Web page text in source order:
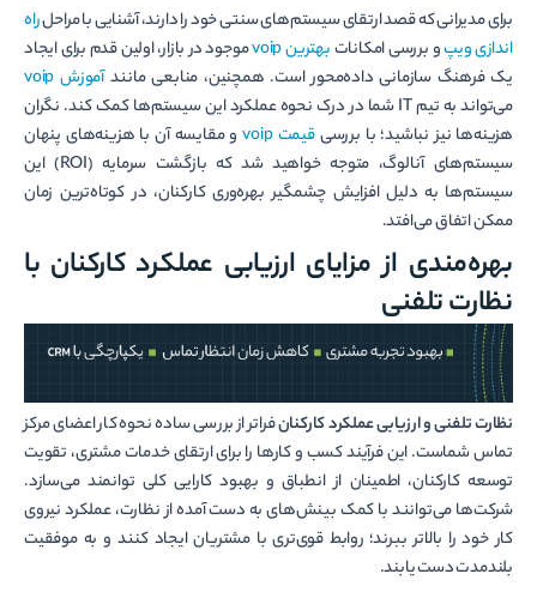
برای مدیرانی که قصد ارتقای سیستم‌های سنتی خود را دارند، آشنایی با مراحلراه
اندازی ویپو بررسی امکاناتبهترین voip
موجود در بازار، اولین قدم برای ایجاد
یک فرهنگ سازمانی داده‌محور است. همچنین، منابعی مانندآموزش voip
می‌تواند به تیم IT شما در درک نحوه عملکرد این سیستم‌ها کمک کند. نگران
هزینه‌ها نیز نباشید؛ با بررسیقیمت voip
و مقایسه آن با هزینه‌های پنهان
سیستم‌های آنالوگ، متوجه خواهید شد که بازگشت سرمایه (ROI) این
سیستم‌ها به دلیل افزایش چشمگیر بهره‌وری کارکنان، در کوتاه‌ترین زمان
ممکن اتفاق می‌افتد.
بهره‌مندی از مزایای ارزیابی عملکرد کارکنان با
نظارت تلفنی
نظارت تلفنی و ارزیابی عملکرد کارکنانفراتر از بررسی ساده نحوه کار اعضای مرکز
تماس شماست. این فرآیند کسب و کارها را برای ارتقای خدمات مشتری، تقویت
توسعه کارکنان، اطمینان از انطباق و بهبود کارایی کلی توانمند می‌سازد.
شرکت‌ها می‌توانند با کمک بینش‌های به دست آمده از نظارت، عملکرد نیروی
کار خود را بالاتر ببرند؛ روابط قوی‌تری با مشتریان ایجاد کنند و به موفقیت
بلندمدت دست یابند.